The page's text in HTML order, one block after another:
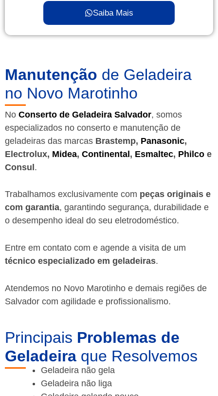
Saiba Mais
Manutenção de Geladeira
no Novo Marotinho
No Conserto de Geladeira Salvador, somos
especializados no conserto e manutenção de
geladeiras das marcas Brastemp, Panasonic,
Electrolux, Midea, Continental, Esmaltec, Philco e
Consul.
Trabalhamos exclusivamente com peças originais e
com garantia, garantindo segurança, durabilidade e
o desempenho ideal do seu eletrodoméstico.
Entre em contato com e agende a visita de um
técnico especializado em geladeiras.
Atendemos no Novo Marotinho e demais regiões de
Salvador com agilidade e profissionalismo.
Principais Problemas de
Geladeira que Resolvemos
Geladeira não gela
Geladeira não liga